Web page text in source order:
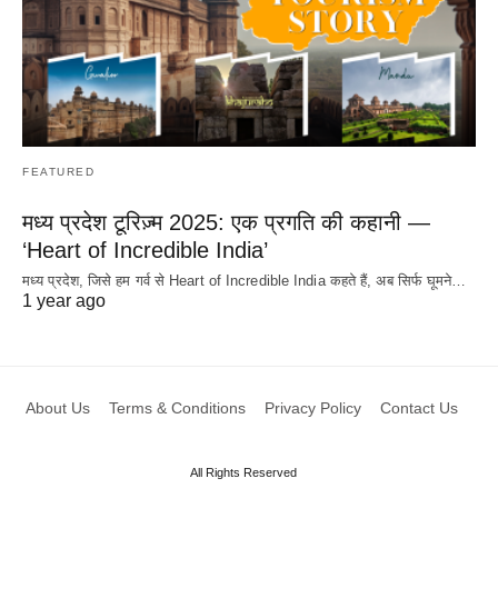
FEATURED
मध्य प्रदेश टूरिज़्म 2025: एक प्रगति की कहानी —
‘Heart of Incredible India’
मध्य प्रदेश, जिसे हम गर्व से Heart of Incredible India कहते हैं, अब सिर्फ घूमने…
1 year ago
About Us Terms & Conditions Privacy Policy Contact Us
All Rights Reserved